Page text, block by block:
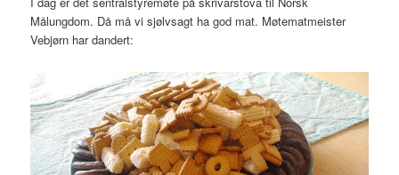
Målungdom. Då må vi sjølvsagt ha god mat. Møtematmeister
Vebjørn har dandert: